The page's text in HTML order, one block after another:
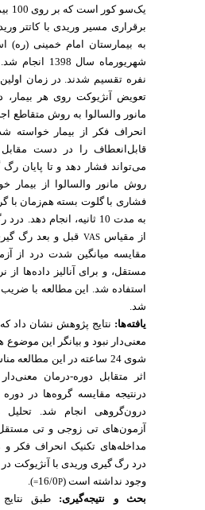
برقراری مسیر وریدی با کاتتر
به بیمارستان امام خمینی (ره)
نفره تقسیم شدند. در زمان اولین
تعویض آنژیوکت روی هر بیمار،
مانور والسالوا به روش متقاطع
انحراف فکر از بیمار خواسته شد
قابل‌انعطاف را در دست مقابل
می‌تواند فشار دهد و تا پایان رگ
روش مانور والسالوا از بیمار
فشاری با گلوت بسته هم‌زمان با
به مدت 10 ثانیه، انجام دهد.
درد رگ
از مقیاسVASقبل و بعد رگ گیری
مقایسه میانگین شدت درد از
مستقل، و برای آنالیز داده‌ها از
شد.
یافته‌ها:نتایج پژوهش نشان داد که
معنی‌دار نبود و بیانگر این
شوی 24 ساعته در این مطالعه
اثر متقابل دوره-درمان معنی‌دار
درنتیجه مقایسه گروه‌ها در دوره
درون‌گروهی انجام شد. تحلیل
آزمون‌های تی زوجی و تی مستقل
مداخله‌های تکنیک انحراف فکر و
درد رگ گیری وریدی با آنژیوکت در
وجود نداشته است(16/0
P=
).
بحث و نتیجه‌گیری:طبق نتایج